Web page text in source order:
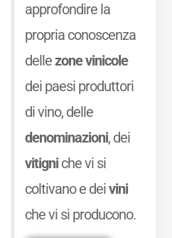
approfondire la
propria conoscenza
dellezone vinicole
dei paesi produttori
di vino, delle
denominazioni, dei
vitigniche vi si
coltivano e deivini
che vi si producono.